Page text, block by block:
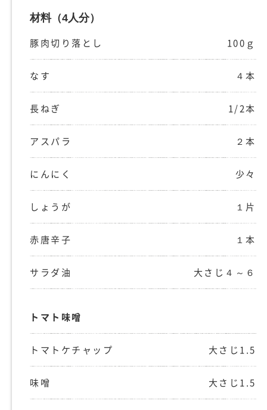
材料（4人分）
豚肉切り落とし 100ｇ
なす ４本
長ねぎ 1/2本
アスパラ ２本
にんにく 少々
しょうが １片
赤唐辛子 １本
サラダ油 大さじ４～６
トマト味噌
トマトケチャップ 大さじ1.5
味噌 大さじ1.5